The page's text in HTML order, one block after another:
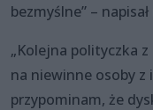
bezmyślne” –
„Kolejna polityczka
na niewinne osoby z
przypominam, że